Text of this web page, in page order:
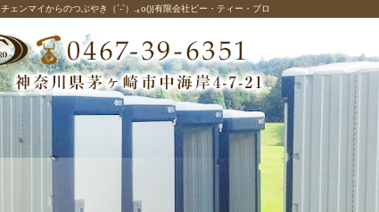
チェンマイからのつぶやき（´-`）.｡o()|有限会社ビー・ティー・プロ